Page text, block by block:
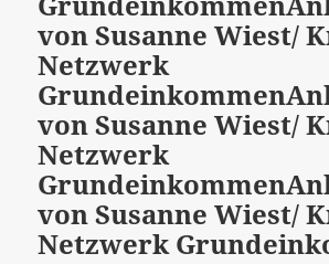
von Susanne Wiest/
Netzwerk
Grundeinkommen
von Susanne Wiest/
Netzwerk
Grundeinkommen
von Susanne Wiest/
Netzwerk